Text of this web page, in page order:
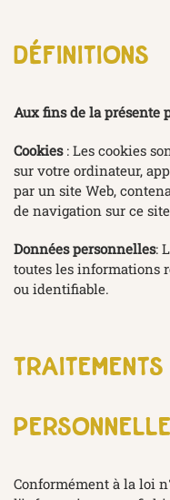
définitions
Aux fins de la présente
Cookies: Les cookies
sur votre ordinateur,
par un site Web,
de navigation sur ce
Données personnelles:
toutes les informations
ou identifiable.
traitements
Conformément à la loi